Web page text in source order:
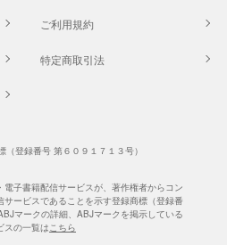
ご利用規約
特定商取引法
電子書籍配信サービスが、著作権者からコン
サービスであることを示す登録商標（登録番
マークの詳細、ABJマークを掲示している
スの一覧はこちら